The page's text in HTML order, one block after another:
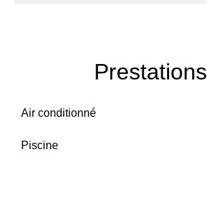
Prestations
Air conditionné
Piscine